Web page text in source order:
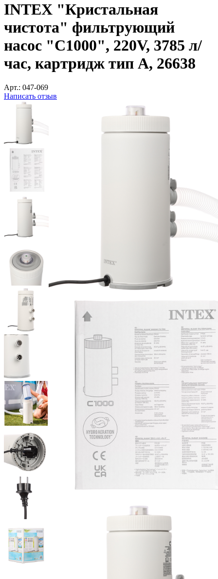
INTEX "Кристальная
чистота" фильтрующий
насос "C1000", 220V, 3785 л/
час, картридж тип А, 26638
Арт.: 047-069
Написать отзыв